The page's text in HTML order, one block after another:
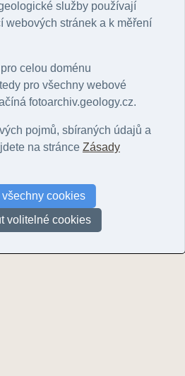
Filipov
služby používají
webových stránek a k měření
celou doménu
pro všechny webové
fotoarchiv.geology.cz.
pojmů, sbíraných údajů a
na stránce Zásady
všechny cookies
volitelné cookies